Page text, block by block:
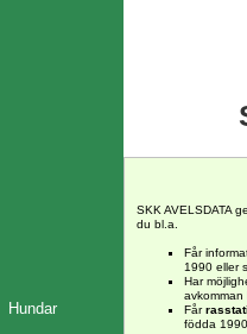
Hundar
SKK AVELSDATA
du bl.a.
Får
1990 eller
Har
Får
födda